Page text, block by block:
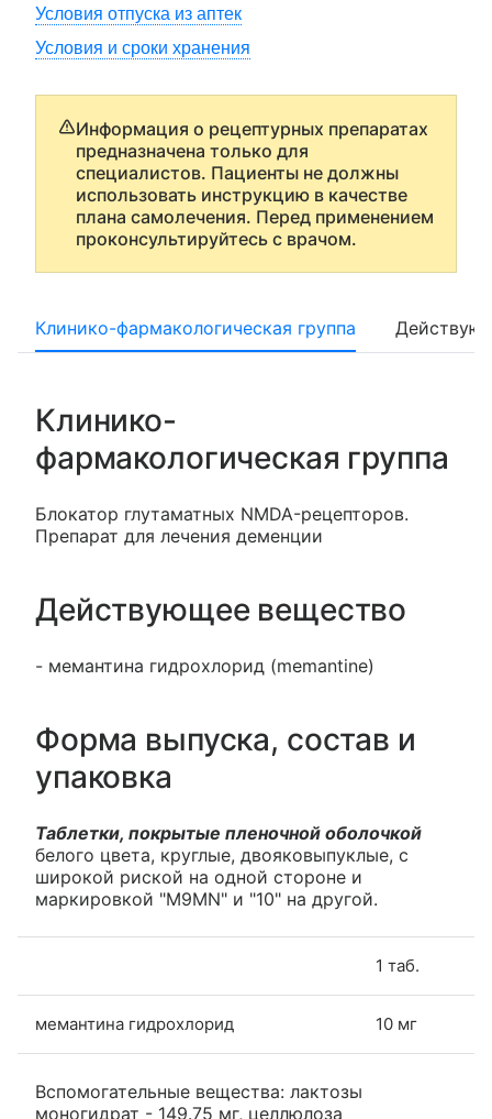
Условия отпуска из аптек
Условия и сроки хранения
Информация о рецептурных препаратах
предназначена только для
специалистов. Пациенты не должны
использовать инструкцию в качестве
плана самолечения. Перед применением
проконсультируйтесь с врачом.
Клинико-фармакологическая группа
Клинико-
фармакологическая группа
Блокатор глутаматных NMDA-рецепторов.
Препарат для лечения деменции
Действующее вещество
- мемантина гидрохлорид (memantine)
Форма выпуска, состав и
упаковка
Таблетки, покрытые пленочной оболочкой
белого цвета, круглые, двояковыпуклые, с
широкой риской на одной стороне и
маркировкой "M9MN" и "10" на другой.
1 таб.
мемантина гидрохлорид 10 мг
Вспомогательные вещества: лактозы
моногидрат - 149.75 мг, целлюлоза